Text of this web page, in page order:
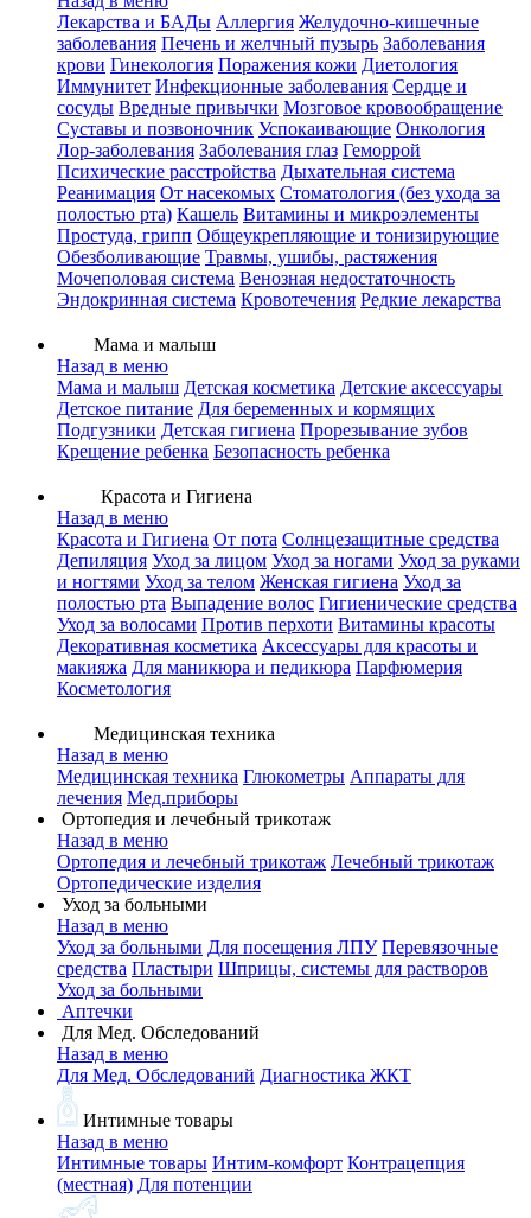
Лекарства и БАДы Аллергия Желудочно-кишечные
заболевания Печень и желчный пузырь Заболевания
крови Гинекология Поражения кожи Диетология
Иммунитет Инфекционные заболевания Сердце и
сосуды Вредные привычки Мозговое кровообращение
Суставы и позвоночник Успокаивающие Онкология
Лор-заболевания Заболевания глаз Геморрой
Психические расстройства Дыхательная система
Реанимация От насекомых Стоматология (без ухода за
полостью рта) Кашель Витамины и микроэлементы
Простуда, грипп Общеукрепляющие и тонизирующие
Обезболивающие Травмы, ушибы, растяжения
Мочеполовая система Венозная недостаточность
Эндокринная система Кровотечения Редкие лекарства
Мама и малыш
Назад в меню
Мама и малыш Детская косметика Детские аксессуары
Детское питание Для беременных и кормящих
Подгузники Детская гигиена Прорезывание зубов
Крещение ребенка Безопасность ребенка
Красота и Гигиена
Назад в меню
Красота и Гигиена От пота Солнцезащитные средства
Депиляция Уход за лицом Уход за ногами Уход за руками
и ногтями Уход за телом Женская гигиена Уход за
полостью рта Выпадение волос Гигиенические средства
Уход за волосами Против перхоти Витамины красоты
Декоративная косметика Аксессуары для красоты и
макияжа Для маникюра и педикюра Парфюмерия
Косметология
Медицинская техника
Назад в меню
Медицинская техника Глюкометры Аппараты для
лечения Мед.приборы
Ортопедия и лечебный трикотаж
Назад в меню
Ортопедия и лечебный трикотаж Лечебный трикотаж
Ортопедические изделия
Уход за больными
Назад в меню
Уход за больными Для посещения ЛПУ Перевязочные
средства Пластыри Шприцы, системы для растворов
Уход за больными
Аптечки
Для Мед. Обследований
Назад в меню
Для Мед. Обследований Диагностика ЖКТ
Интимные товары
Назад в меню
Интимные товары Интим-комфорт Контрацепция
(местная) Для потенции